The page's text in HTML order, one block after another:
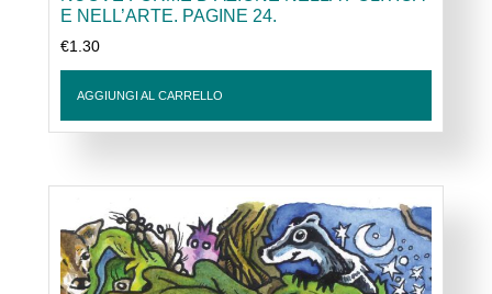
E NELL’ARTE. PAGINE 24.
€1.30
AGGIUNGI AL CARRELLO